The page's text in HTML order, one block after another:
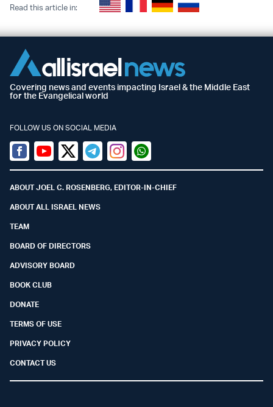
Read this article in:
Covering news and events impacting Israel & the Middle East
for the Evangelical world
FOLLOW US ON SOCIAL MEDIA
Facebook
YoutubeTwitter (X)
TelegramInstagramWhatsapp
ABOUT JOEL C. ROSENBERG, EDITOR-IN-CHIEF
ABOUT ALL ISRAEL NEWS
TEAM
BOARD OF DIRECTORS
ADVISORY BOARD
BOOK CLUB
DONATE
TERMS OF USE
PRIVACY POLICY
CONTACT US